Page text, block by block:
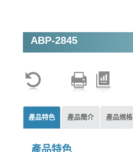
ABP-2845
產品特色 產品簡介 產品規格
產品特色